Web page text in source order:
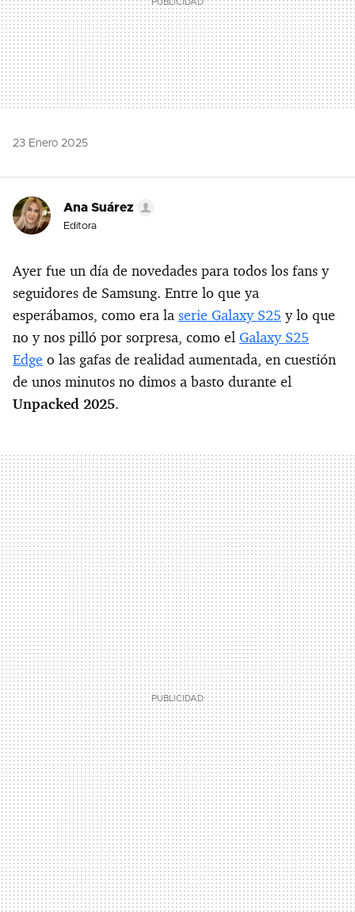
23 Enero 2025
Ana Suárez
Editora
Ayer fue un día de novedades para todos los fans y
seguidores de Samsung. Entre lo que ya
esperábamos, como era la serie Galaxy S25 y lo que
no y nos pilló por sorpresa, como el Galaxy S25
Edge o las gafas de realidad aumentada, en cuestión
de unos minutos no dimos a basto durante el
Unpacked 2025.